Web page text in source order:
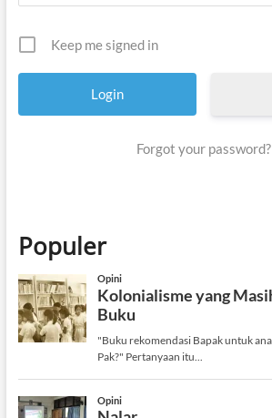
Keep me signed in
Forgot your password?
Populer